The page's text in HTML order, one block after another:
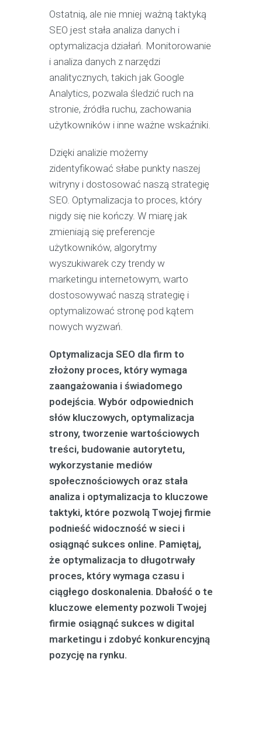
Ostatnią, ale nie mniej ważną taktyką
SEO jest stała analiza danych i
optymalizacja działań. Monitorowanie
i analiza danych z narzędzi
analitycznych, takich jak Google
Analytics, pozwala śledzić ruch na
stronie, źródła ruchu, zachowania
użytkowników i inne ważne wskaźniki.
Dzięki analizie możemy
zidentyfikować słabe punkty naszej
witryny i dostosować naszą strategię
SEO. Optymalizacja to proces, który
nigdy się nie kończy. W miarę jak
zmieniają się preferencje
użytkowników, algorytmy
wyszukiwarek czy trendy w
marketingu internetowym, warto
dostosowywać naszą strategię i
optymalizować stronę pod kątem
nowych wyzwań.
Optymalizacja SEO dla firm to
złożony proces, który wymaga
zaangażowania i świadomego
podejścia. Wybór odpowiednich
słów kluczowych, optymalizacja
strony, tworzenie wartościowych
treści, budowanie autorytetu,
wykorzystanie mediów
społecznościowych oraz stała
analiza i optymalizacja to kluczowe
taktyki, które pozwolą Twojej firmie
podnieść widoczność w sieci i
osiągnąć sukces online. Pamiętaj,
że optymalizacja to długotrwały
proces, który wymaga czasu i
ciągłego doskonalenia. Dbałość o te
kluczowe elementy pozwoli Twojej
firmie osiągnąć sukces w digital
marketingu i zdobyć konkurencyjną
pozycję na rynku.